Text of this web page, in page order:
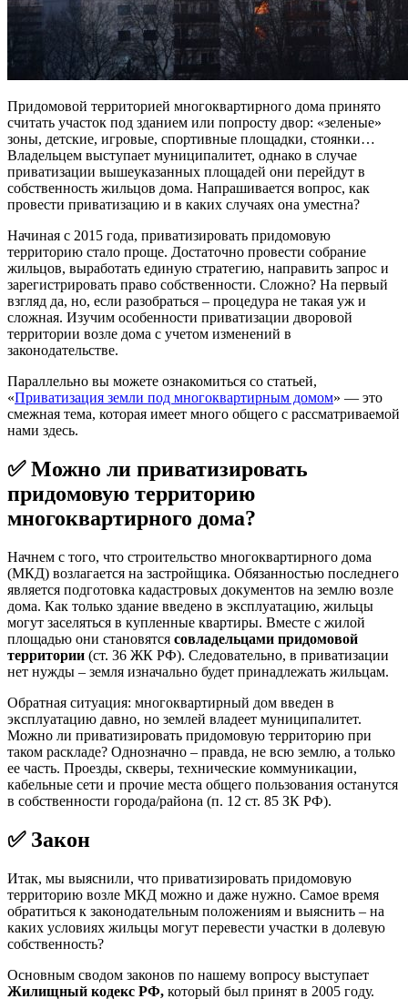
Придомовой территорией многоквартирного дома принято
считать участок под зданием или попросту двор: «зеленые»
зоны, детские, игровые, спортивные площадки, стоянки…
Владельцем выступает муниципалитет, однако в случае
приватизации вышеуказанных площадей они перейдут в
собственность жильцов дома. Напрашивается вопрос, как
провести приватизацию и в каких случаях она уместна?
Начиная с 2015 года, приватизировать придомовую
территорию стало проще. Достаточно провести собрание
жильцов, выработать единую стратегию, направить запрос и
зарегистрировать право собственности. Сложно? На первый
взгляд да, но, если разобраться – процедура не такая уж и
сложная. Изучим особенности приватизации дворовой
территории возле дома с учетом изменений в
законодательстве.
Параллельно вы можете ознакомиться со статьей,
«Приватизация земли под многоквартирным домом» — это
смежная тема, которая имеет много общего с рассматриваемой
нами здесь.
✅ Можно ли приватизировать
придомовую территорию
многоквартирного дома?
Начнем с того, что строительство многоквартирного дома
(МКД) возлагается на застройщика. Обязанностью последнего
является подготовка кадастровых документов на землю возле
дома. Как только здание введено в эксплуатацию, жильцы
могут заселяться в купленные квартиры. Вместе с жилой
площадью они становятся совладельцами придомовой
территории (ст. 36 ЖК РФ). Следовательно, в приватизации
нет нужды – земля изначально будет принадлежать жильцам.
Обратная ситуация: многоквартирный дом введен в
эксплуатацию давно, но землей владеет муниципалитет.
Можно ли приватизировать придомовую территорию при
таком раскладе? Однозначно – правда, не всю землю, а только
ее часть. Проезды, скверы, технические коммуникации,
кабельные сети и прочие места общего пользования останутся
в собственности города/района (п. 12 ст. 85 ЗК РФ).
✅ Закон
Итак, мы выяснили, что приватизировать придомовую
территорию возле МКД можно и даже нужно. Самое время
обратиться к законодательным положениям и выяснить – на
каких условиях жильцы могут перевести участки в долевую
собственность?
Основным сводом законов по нашему вопросу выступает
Жилищный кодекс РФ, который был принят в 2005 году.